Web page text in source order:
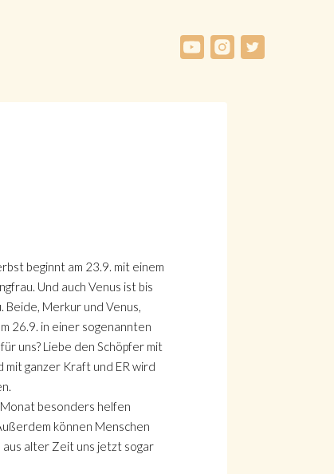
beginnt am 23.9. mit einem
Und auch Venus ist bis
Beide, Merkur und Venus,
26.9. in einer sogenannten
uns? Liebe den Schöpfer mit
mit ganzer Kraft und ER wird
besonders helfen
können Menschen
aus alter Zeit uns jetzt sogar